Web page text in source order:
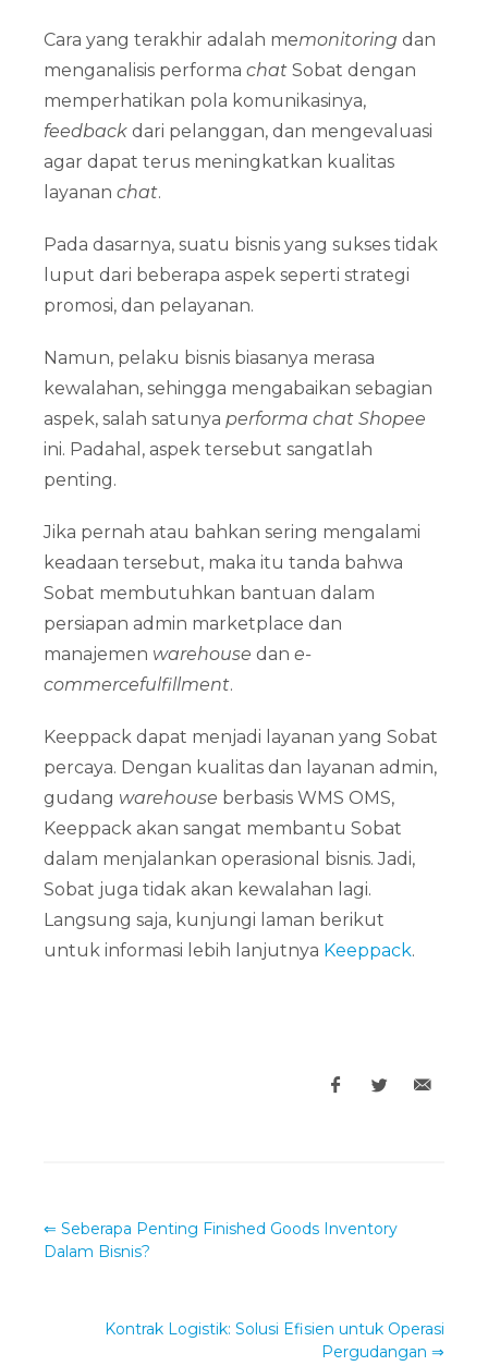
Cara yang terakhir adalah memonitoring dan
menganalisis performa chat Sobat dengan
memperhatikan pola komunikasinya,
feedback dari pelanggan, dan mengevaluasi
agar dapat terus meningkatkan kualitas
layanan chat.
Pada dasarnya, suatu bisnis yang sukses tidak
luput dari beberapa aspek seperti strategi
promosi, dan pelayanan.
Namun, pelaku bisnis biasanya merasa
kewalahan, sehingga mengabaikan sebagian
aspek, salah satunya performa chat Shopee
ini. Padahal, aspek tersebut sangatlah
penting.
Jika pernah atau bahkan sering mengalami
keadaan tersebut, maka itu tanda bahwa
Sobat membutuhkan bantuan dalam
persiapan admin marketplace dan
manajemen warehouse dan e-
commercefulfillment.
Keeppack dapat menjadi layanan yang Sobat
percaya. Dengan kualitas dan layanan admin,
gudang warehouse berbasis WMS OMS,
Keeppack akan sangat membantu Sobat
dalam menjalankan operasional bisnis. Jadi,
Sobat juga tidak akan kewalahan lagi.
Langsung saja, kunjungi laman berikut
untuk informasi lebih lanjutnya Keeppack.
⇐ Seberapa Penting Finished Goods Inventory
Dalam Bisnis?
Kontrak Logistik: Solusi Efisien untuk Operasi
Pergudangan ⇒